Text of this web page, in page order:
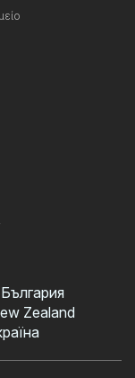
България
Zealand